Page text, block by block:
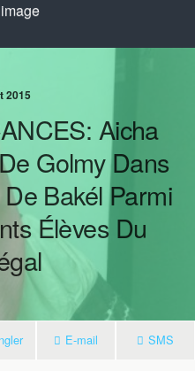
2015
Aicha
Golmy Dans
Bakél Parmi
Élèves Du
E-mail SMS